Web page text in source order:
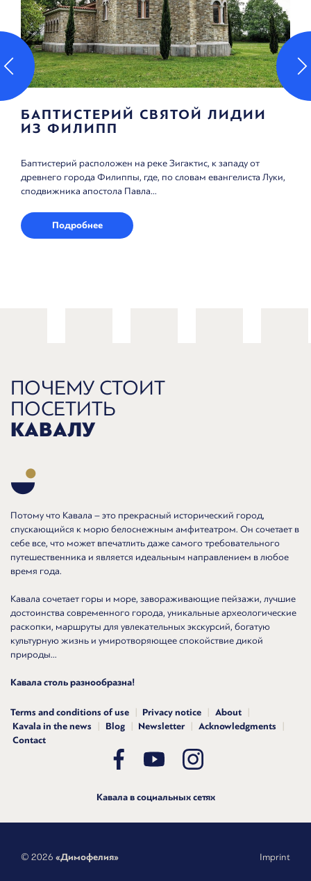
СВЯТОЙ ЛИДИИ
на реке Зигактис, к западу от
где, по словам евангелиста Луки,
Павла...
ЦЕРКОВЬ
Деревня Неа Карвали в
каппадокийского города
ПОЧЕМУ СТОИТ
ПОСЕТИТЬ
КАВАЛУ
Потому что Кавала – это прекрасный исторический город,
спускающийся к морю белоснежным амфитеатром. Он сочетает в
себе все, что может впечатлить даже самого требовательного
путешественника и является идеальным направлением в любое
время года.
Кавала сочетает горы и море, завораживающие пейзажи, лучшие
достоинства современного города, уникальные археологические
раскопки, маршруты для увлекательных экскурсий, богатую
культурную жизнь и умиротворяющее спокойствие дикой
природы...
Кавала столь разнообразна!
Terms and conditions of use Privacy notice
About
Kavala in the news
Blog Newsletter
Acknowledgments
Contact
Кавала в социальных сетях
© 2026 «Димофелия» Imprint